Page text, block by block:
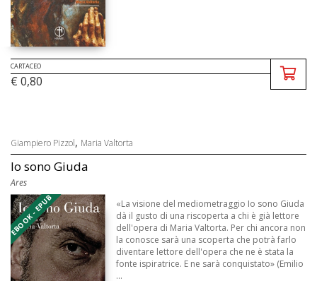
CARTACEO
€ 0,80
Giampiero Pizzol, Maria Valtorta
Io sono Giuda
Ares
EBOOK - EPUB
«La visione del mediometraggio Io sono Giuda
dà il gusto di una riscoperta a chi è già lettore
dell'opera di Maria Valtorta. Per chi ancora non
la conosce sarà una scoperta che potrà farlo
diventare lettore dell'opera che ne è stata la
fonte ispiratrice. E ne sarà conquistato» (Emilio
...